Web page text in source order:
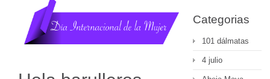
Categorias
101 dálmatas
4 julio